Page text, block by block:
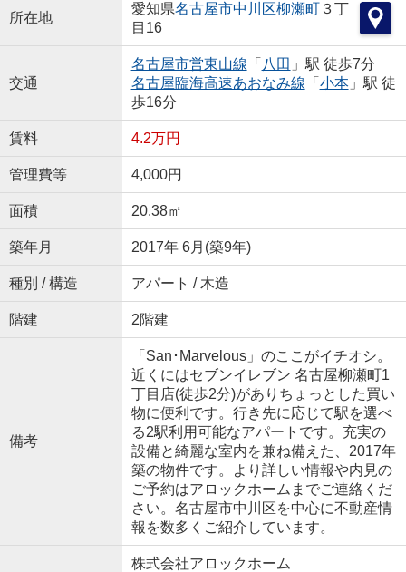
所在地
愛知県名古屋市中川区柳瀬町３丁
目16
交通
名古屋市営東山線 「 八田 」駅 徒歩7分
名古屋臨海高速あおなみ線 「 小本」駅 徒
歩16分
賃料 4.2万円
管理費等 4,000円
面積 20.38㎡
築年月 2017年 6月(築9年)
種別 / 構造 アパート / 木造
階建 2階建
備考
「San･Marvelous」のここがイチオシ。
近くにはセブンイレブン 名古屋柳瀬町1
丁目店(徒歩2分)がありちょっとした買い
物に便利です。行き先に応じて駅を選べ
る2駅利用可能なアパートです。充実の
設備と綺麗な室内を兼ね備えた、2017年
築の物件です。より詳しい情報や内見の
ご予約はアロックホームまでご連絡くだ
さい。名古屋市中川区を中心に不動産情
報を数多くご紹介しています。
株式会社アロックホーム